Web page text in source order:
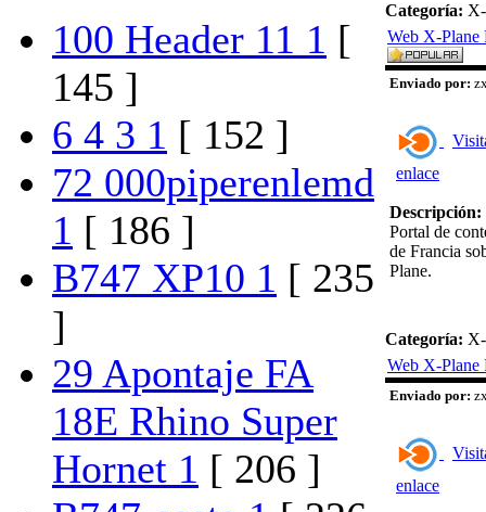
100 Header 11 1 [
145 ]
6 4 3 1 [ 152 ]
72 000piperenlemd
1 [ 186 ]
B747 XP10 1 [ 235
]
29 Apontaje FA
18E Rhino Super
Hornet 1 [ 206 ]
Categoría:
Web X-Plane
Enviado por:
enlace
Descripción:
Portal de
de Francia
Plane.
Categoría:
Web X-Plane
Enviado por:
enlace